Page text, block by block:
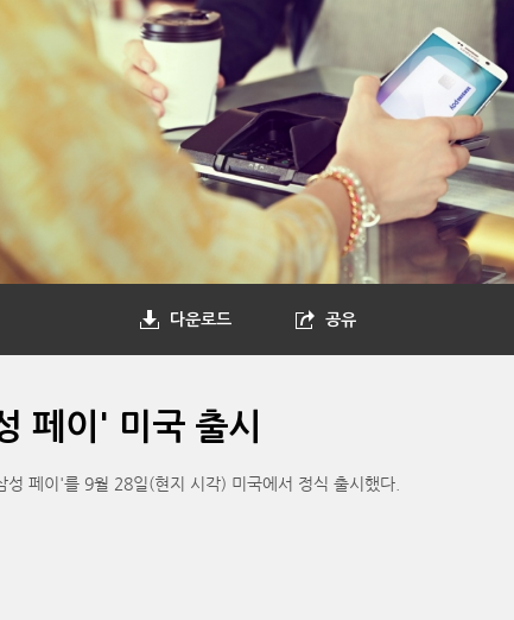
다운로드 공유
페이' 미국 출시
페이'를 9월 28일(현지 시각) 미국에서 정식 출시했다.